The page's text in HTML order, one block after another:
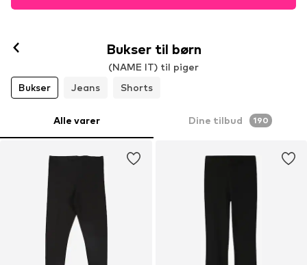
Bukser til børn
(NAME IT) til piger
Bukser
Jeans Shorts
Alle varer Dine tilbud 190